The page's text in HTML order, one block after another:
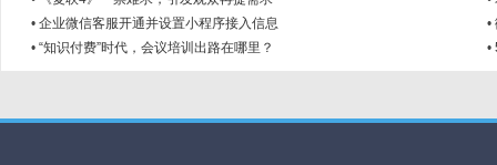
• 企业微信客服开通并设置小程序接入信息 •
• “知识付费”时代，会议培训出路在哪里？ •